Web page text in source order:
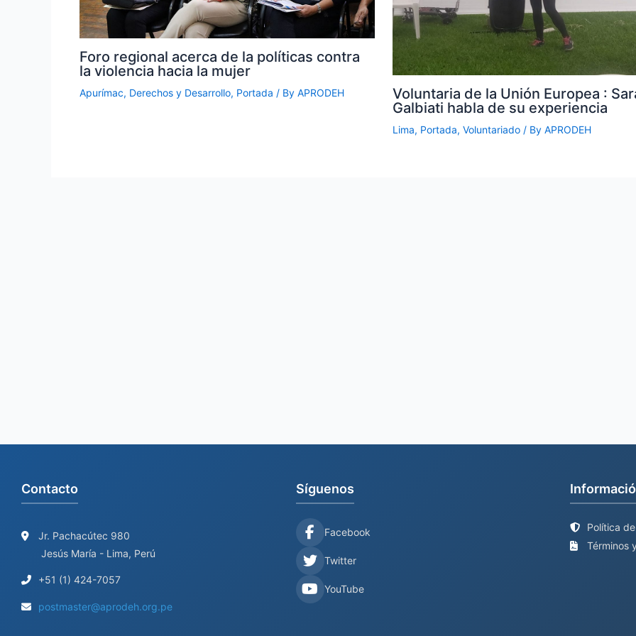
Foro regional acerca de la políticas contra
la violencia hacia la mujer
Apurímac, Derechos y Desarrollo, Portada / By APRODEH
Voluntaria de la Unión Europea :
Galbiati habla de su experiencia
Lima, Portada, Voluntariado/ By APRODEH
Contacto
Jr. Pachacútec 980
Jesús María - Lima, Perú
+51 (1) 424-7057
postmaster@aprodeh.org.pe
Síguenos
Facebook
Twitter
YouTube
Política
Términos